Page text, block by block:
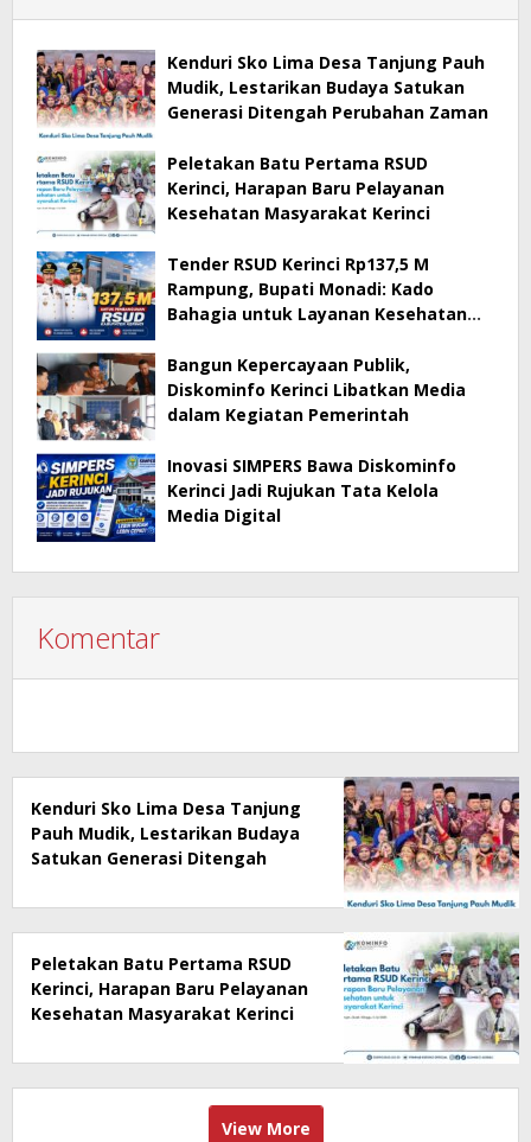
Kenduri Sko Lima Desa Tanjung Pauh
Mudik, Lestarikan Budaya Satukan
Generasi Ditengah Perubahan Zaman
Peletakan Batu Pertama RSUD
Kerinci, Harapan Baru Pelayanan
Kesehatan Masyarakat Kerinci
Tender RSUD Kerinci Rp137,5 M
Rampung, Bupati Monadi: Kado
Bahagia untuk Layanan Kesehatan
Bangun Kepercayaan Publik,
Diskominfo Kerinci Libatkan Media
dalam Kegiatan Pemerintah
Inovasi SIMPERS Bawa Diskominfo
Kerinci Jadi Rujukan Tata Kelola
Media Digital
Komentar
Kenduri Sko Lima Desa Tanjung
Pauh Mudik, Lestarikan Budaya
Satukan Generasi Ditengah
Peletakan Batu Pertama RSUD
Kerinci, Harapan Baru Pelayanan
Kesehatan Masyarakat Kerinci
View More